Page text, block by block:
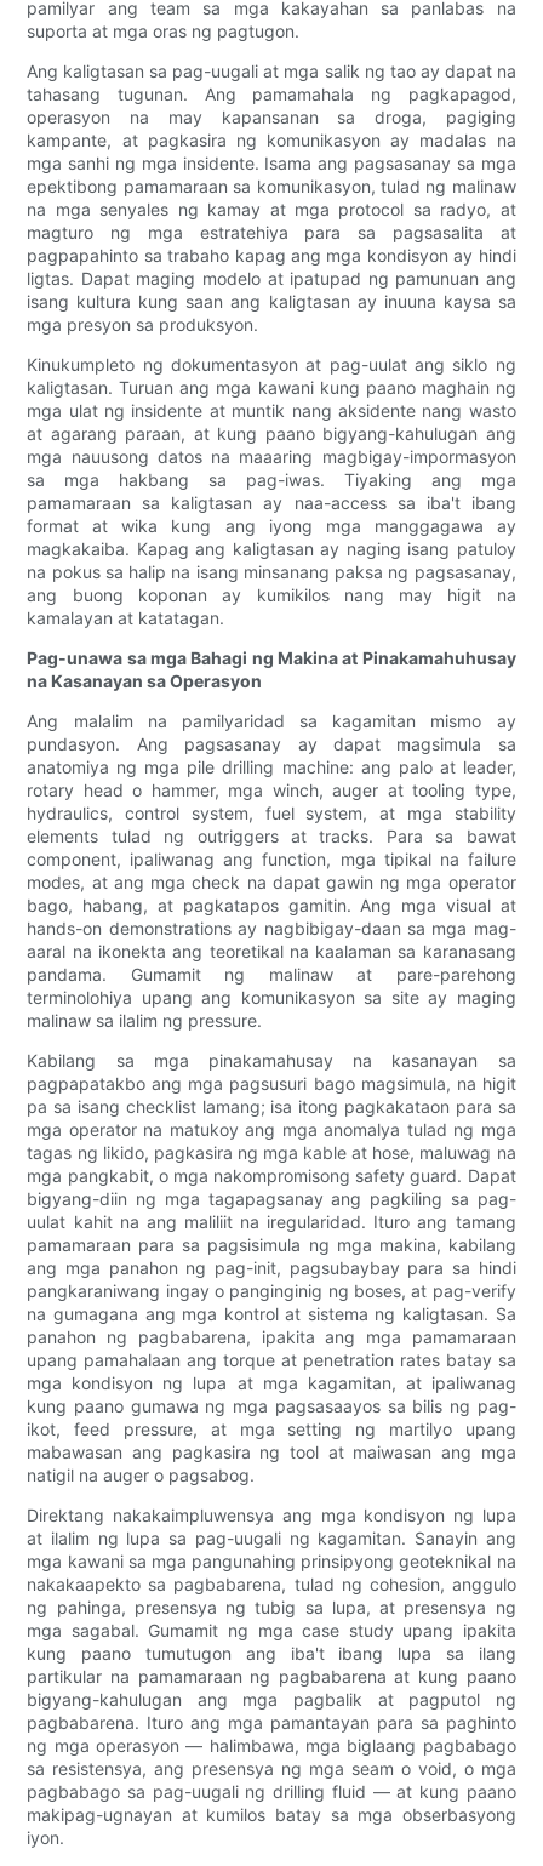
pamilyar ang team sa mga kakayahan sa panlabas na
suporta at mga oras ng pagtugon.
Ang kaligtasan sa pag-uugali at mga salik ng tao ay dapat na
tahasang tugunan. Ang pamamahala ng pagkapagod,
operasyon na may kapansanan sa droga, pagiging
kampante, at pagkasira ng komunikasyon ay madalas na
mga sanhi ng mga insidente. Isama ang pagsasanay sa mga
epektibong pamamaraan sa komunikasyon, tulad ng malinaw
na mga senyales ng kamay at mga protocol sa radyo, at
magturo ng mga estratehiya para sa pagsasalita at
pagpapahinto sa trabaho kapag ang mga kondisyon ay hindi
ligtas. Dapat maging modelo at ipatupad ng pamunuan ang
isang kultura kung saan ang kaligtasan ay inuuna kaysa sa
mga presyon sa produksyon.
Kinukumpleto ng dokumentasyon at pag-uulat ang siklo ng
kaligtasan. Turuan ang mga kawani kung paano maghain ng
mga ulat ng insidente at muntik nang aksidente nang wasto
at agarang paraan, at kung paano bigyang-kahulugan ang
mga nauusong datos na maaaring magbigay-impormasyon
sa mga hakbang sa pag-iwas. Tiyaking ang mga
pamamaraan sa kaligtasan ay naa-access sa iba't ibang
format at wika kung ang iyong mga manggagawa ay
magkakaiba. Kapag ang kaligtasan ay naging isang patuloy
na pokus sa halip na isang minsanang paksa ng pagsasanay,
ang buong koponan ay kumikilos nang may higit na
kamalayan at katatagan.
Pag-unawa sa mga Bahagi ng Makina at Pinakamahuhusay
na Kasanayan sa Operasyon
Ang malalim na pamilyaridad sa kagamitan mismo ay
pundasyon. Ang pagsasanay ay dapat magsimula sa
anatomiya ng mga pile drilling machine: ang palo at leader,
rotary head o hammer, mga winch, auger at tooling type,
hydraulics, control system, fuel system, at mga stability
elements tulad ng outriggers at tracks. Para sa bawat
component, ipaliwanag ang function, mga tipikal na failure
modes, at ang mga check na dapat gawin ng mga operator
bago, habang, at pagkatapos gamitin. Ang mga visual at
hands-on demonstrations ay nagbibigay-daan sa mga mag-
aaral na ikonekta ang teoretikal na kaalaman sa karanasang
pandama. Gumamit ng malinaw at pare-parehong
terminolohiya upang ang komunikasyon sa site ay maging
malinaw sa ilalim ng pressure.
Kabilang sa mga pinakamahusay na kasanayan sa
pagpapatakbo ang mga pagsusuri bago magsimula, na higit
pa sa isang checklist lamang; isa itong pagkakataon para sa
mga operator na matukoy ang mga anomalya tulad ng mga
tagas ng likido, pagkasira ng mga kable at hose, maluwag na
mga pangkabit, o mga nakompromisong safety guard. Dapat
bigyang-diin ng mga tagapagsanay ang pagkiling sa pag-
uulat kahit na ang maliliit na iregularidad. Ituro ang tamang
pamamaraan para sa pagsisimula ng mga makina, kabilang
ang mga panahon ng pag-init, pagsubaybay para sa hindi
pangkaraniwang ingay o panginginig ng boses, at pag-verify
na gumagana ang mga kontrol at sistema ng kaligtasan. Sa
panahon ng pagbabarena, ipakita ang mga pamamaraan
upang pamahalaan ang torque at penetration rates batay sa
mga kondisyon ng lupa at mga kagamitan, at ipaliwanag
kung paano gumawa ng mga pagsasaayos sa bilis ng pag-
ikot, feed pressure, at mga setting ng martilyo upang
mabawasan ang pagkasira ng tool at maiwasan ang mga
natigil na auger o pagsabog.
Direktang nakakaimpluwensya ang mga kondisyon ng lupa
at ilalim ng lupa sa pag-uugali ng kagamitan. Sanayin ang
mga kawani sa mga pangunahing prinsipyong geoteknikal na
nakakaapekto sa pagbabarena, tulad ng cohesion, anggulo
ng pahinga, presensya ng tubig sa lupa, at presensya ng
mga sagabal. Gumamit ng mga case study upang ipakita
kung paano tumutugon ang iba't ibang lupa sa ilang
partikular na pamamaraan ng pagbabarena at kung paano
bigyang-kahulugan ang mga pagbalik at pagputol ng
pagbabarena. Ituro ang mga pamantayan para sa paghinto
ng mga operasyon — halimbawa, mga biglaang pagbabago
sa resistensya, ang presensya ng mga seam o void, o mga
pagbabago sa pag-uugali ng drilling fluid — at kung paano
makipag-ugnayan at kumilos batay sa mga obserbasyong
iyon.